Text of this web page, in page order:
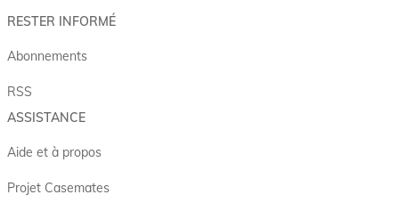
RESTER INFORMÉ
Abonnements
RSS
ASSISTANCE
Aide et à propos
Projet Casemates